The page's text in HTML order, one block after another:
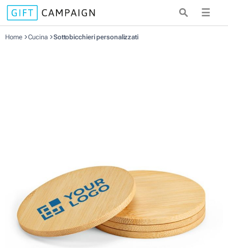
☰
Home Cucina Sottobicchieri personalizzati